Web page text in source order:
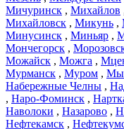
Мичуринск , Михайлов
Михайловск , Микунь ,
Минусинск , Миньяр ,
Мончегорск ,
Можайск , Можга ,
Мурманск , Муром ,
Набережные Челны ,
, Наро-Фоминск ,
Наволоки , Назарово ,
Нефтекамск ,